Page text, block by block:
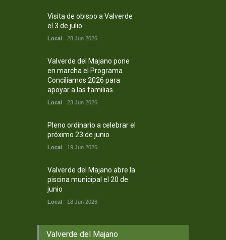
Visita de obispo a Valverde
el 3 de julio
Local 28 Jun 2026
Valverde del Majano pone
en marcha el Programa
Conciliamos 2026 para
apoyar a las familias
Local 23 Jun 2026
Pleno ordinario a celebrar el
próximo 23 de junio
Local 19 Jun 2026
Valverde del Majano abre la
piscina municipal el 20 de
junio
Local 18 Jun 2026
Valverde del Majano